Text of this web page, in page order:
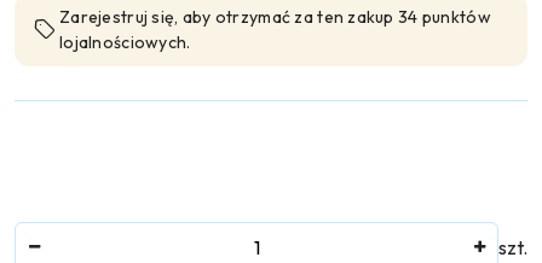
Zarejestruj się, aby otrzymać za ten zakup 34 punktów
lojalnościowych.
szt.